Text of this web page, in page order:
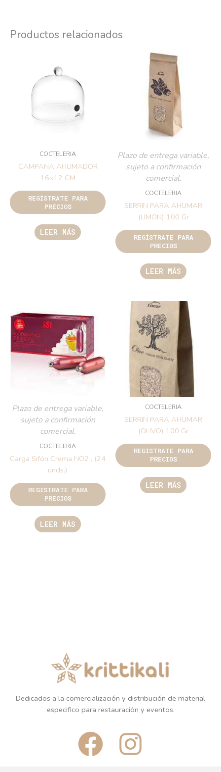
Productos relacionados
COCTELERIA
CAMPANA AHUMADOR
16×12 CM
REGÍSTRATE PARA
PRECIOS
LEER MÁS
Plazo de entrega variable,
sujeto a confirmación
comercial.
COCTELERIA
SERRIN PARA AHUMAR
(LIMON) 100 Gr
REGÍSTRATE PARA
PRECIOS
LEER MÁS
Plazo de entrega variable,
sujeto a confirmación
comercial.
COCTELERIA
Carga Sifón Crema NO2 , (24
unds.)
REGÍSTRATE PARA
PRECIOS
LEER MÁS
COCTELERIA
SERRIN PARA AHUMAR
(OLIVO) 100 Gr
REGÍSTRATE PARA
PRECIOS
LEER MÁS
Dedicados a la comercialización y distribución de material
especifico para restauración y eventos.
F
a
I
n